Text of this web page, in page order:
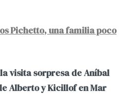
Pichetto, una familia poco
visita sorpresa de Aníbal
Alberto y Kicillof en Mar